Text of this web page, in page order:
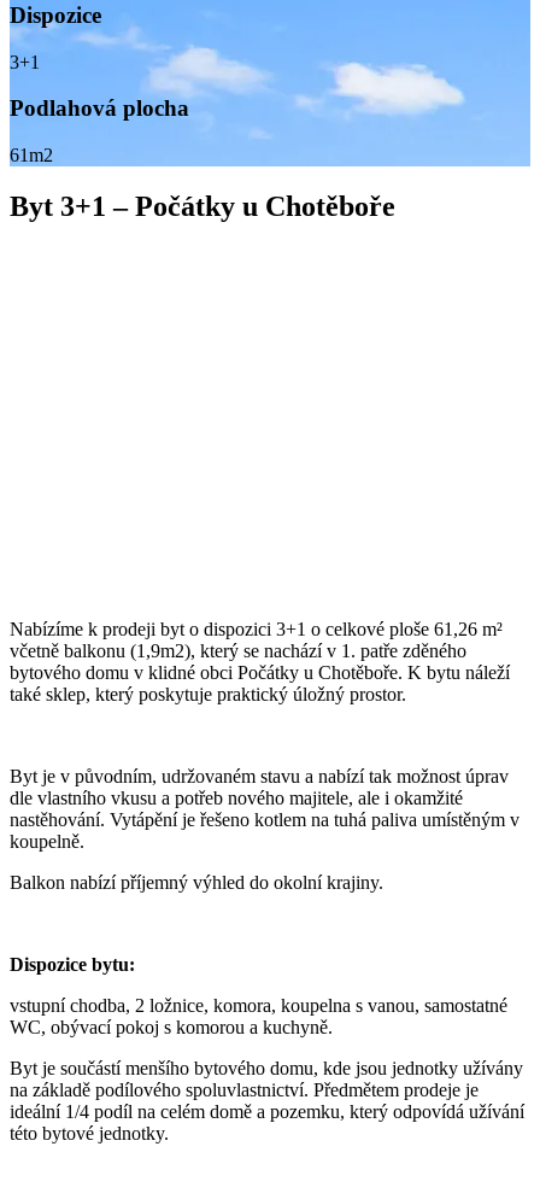
Dispozice
3+1
Podlahová plocha
61m2
Byt 3+1 – Počátky u Chotěboře
Nabízíme k prodeji byt o dispozici 3+1 o celkové ploše 61,26 m²
včetně balkonu (1,9m2), který se nachází v 1. patře zděného
bytového domu v klidné obci Počátky u Chotěboře. K bytu náleží
také sklep, který poskytuje praktický úložný prostor.
Byt je v původním, udržovaném stavu a nabízí tak možnost úprav
dle vlastního vkusu a potřeb nového majitele, ale i okamžité
nastěhování. Vytápění je řešeno kotlem na tuhá paliva umístěným v
koupelně.
Balkon nabízí příjemný výhled do okolní krajiny.
Dispozice bytu:
vstupní chodba, 2 ložnice, komora, koupelna s vanou, samostatné
WC, obývací pokoj s komorou a kuchyně.
Byt je součástí menšího bytového domu, kde jsou jednotky užívány
na základě podílového spoluvlastnictví. Předmětem prodeje je
ideální 1/4 podíl na celém domě a pozemku, který odpovídá užívání
této bytové jednotky.